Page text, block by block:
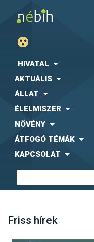
HIVATAL
AKTUÁLIS
ÁLLAT
ÉLELMISZER
NÖVÉNY
ÁTFOGÓ TÉMÁK
KAPCSOLAT
Friss hírek